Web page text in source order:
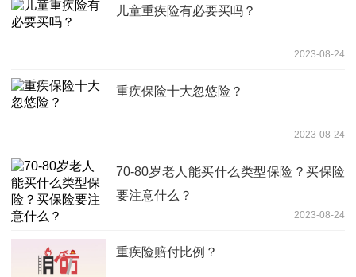
儿童重疾险有必要买吗？
2023-08-24
重疾保险十大忽悠险？
2023-08-24
70-80岁老人能买什么类型保险？买保险
要注意什么？
2023-08-24
重疾险赔付比例？